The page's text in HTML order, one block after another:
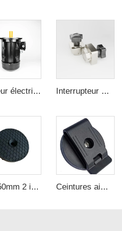
Moteur électrique pour compresseur d'air 7,5kW-132kW Interrupteur magnétique à commande on/off
Dia.50mm 2 inch 25lbs Industrie Aimant Néodyme en caoutchouc revêtu pour armes Ceintures aimantées à clips en néodyme avec revêtement en caoutchouc et plastique, fixation rapide